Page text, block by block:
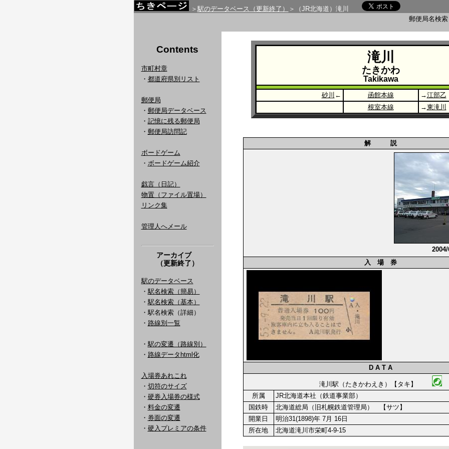
＞ 駅のデータベース（更新終了）
＞（JR北海道）滝川
郵便局名検
Contents
市町村章
・ 都道府県別リスト
郵便局
・ 郵便局データベース
・ 記憶に残る郵便局
・ 郵便局訪問記
ボードゲーム
・ ボードゲーム紹介
戯言（日記）
物置（ファイル置場）
リンク集
管理人へメール
アーカイブ
（更新終了）
駅のデータベース
・ 駅名検索（簡易）
・ 駅名検索（基本）
・駅名検索（詳細）
・ 路線別一覧
・ 駅の変遷（路線別）
・ 路線データhtml化
入場券あれこれ
・ 切符のサイズ
・ 硬券入場券の様式
・ 料金の変遷
・ 券面の変遷
・ 硬入プレミアの条件
滝川
たきかわ
Takikawa
砂川 ← 函館本線 →江部乙
根室本線
→東滝川
解 説
入 場 券
D A T A
滝川駅（たきかわえき）【タキ】
所属
JR北海道本社（鉄道事業部）
国鉄時
北海道総局（旧札幌鉄道管理局） 【サツ】
開業日
明治31(1898)年 7月 16日
所在地
北海道滝川市栄町4-9-15